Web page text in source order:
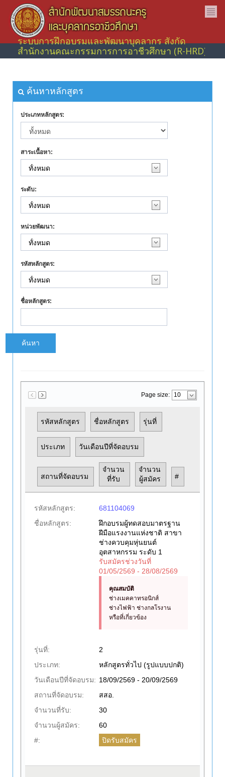
ระบบการฝึกอบรมและพัฒนาบุคลากร สังกัด
สำนักงานคณะกรรมการการอาชีวศึกษา (R-HRD)
ค้นหาหลักสูตร
ประเภทหลักสูตร:
สาระเนื้อหา:
ระดับ:
หน่วยพัฒนา:
รหัสหลักสูตร:
ชื่อหลักสูตร:
ค้นหา
Page size:
รหัสหลักสูตร ชื่อหลักสูตร รุ่นที่
ประเภท วันเดือนปีที่จัดอบรม
สถานที่จัดอบรม
จำนวน
ที่รับ
จำนวน
ผู้สมัคร
#
รหัสหลักสูตร:
681104069
ชื่อหลักสูตร:
ฝึกอบรมผู้ทดสอบมาตรฐาน
ฝีมือแรงงานแห่งชาติ สาขา
ช่างควบคุมหุ่นยนต์
อุตสาหกรรม ระดับ 1
รับสมัครช่วงวันที่
01/05/2569 - 28/08/2569
คุณสมบัติ
ช่างเมคคาทรอนิกส์
ช่างไฟฟ้า ช่างกลโรงาน
หรือที่เกี่ยวข้อง
รุ่นที่:
2
ประเภท:
หลักสูตรทั่วไป (รูปแบบปกติ)
วันเดือนปีที่จัดอบรม: 18/09/2569 - 20/09/2569
สถานที่จัดอบรม:
สสอ.
จำนวนที่รับ:
30
จำนวนผู้สมัคร:
60
#:
ปิดรับสมัคร